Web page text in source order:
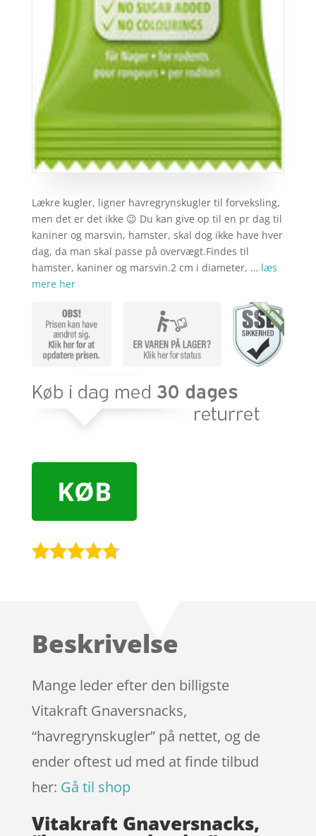
Lækre kugler, ligner havregrynskugler til forveksling,
men det er det ikke 😉 Du kan give op til en pr dag til
kaniner og marsvin, hamster, skal dog ikke have hver
dag, da man skal passe på overvægt.Findes til
hamster, kaniner og marsvin.2 cm i diameter, … læs
mere her
KØB
på
mmelser
Beskrivelse
Mange leder efter den billigste
Vitakraft Gnaversnacks,
“havregrynskugler” på nettet, og de
ender oftest ud med at finde tilbud
her: Gå til shop
Vitakraft Gnaversnacks,